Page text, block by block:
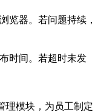
览器。若问题持续，
时间。若超时未发
理模块，为员工制定